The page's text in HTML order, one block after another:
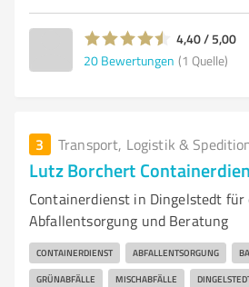
4,40 / 5,00
20 Bewertungen (1 Quelle)
3 Transport, Logistik &
Lutz Borchert
Containerdienst in Dingelstedt
Abfallentsorgung und Beratung
CONTAINERDIENST ABFALLENTSORGUNG
GRÜNABFÄLLE MISCHABFÄLLE